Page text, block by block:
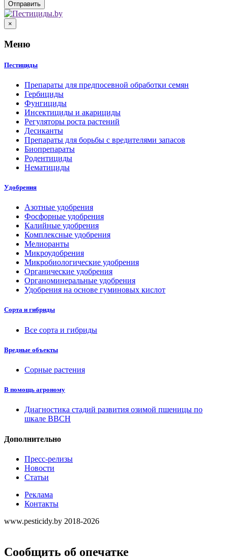
×
Меню
Пестициды
Препараты для предпосевной обработки семян
Гербициды
Фунгициды
Инсектициды и акарициды
Регуляторы роста растений
Десиканты
Препараты для борьбы с вредителями запасов
Биопрепараты
Родентициды
Нематициды
Удобрения
Азотные удобрения
Фосфорные удобрения
Калийные удобрения
Комплексные удобрения
Мелиоранты
Микроудобрения
Микробиологические удобрения
Органические удобрения
Органоминеральные удобрения
Удобрения на основе гуминовых кислот
Сорта и гибриды
Все сорта и гибриды
Вредные объекты
Сорные растения
В помощь агроному
Диагностика стадий развития озимой пшеницы по
шкале ВВСН
Дополнительно
Пресс-релизы
Новости
Статьи
Реклама
Контакты
www.pesticidy.by 2018-2026
Сообщить об опечатке